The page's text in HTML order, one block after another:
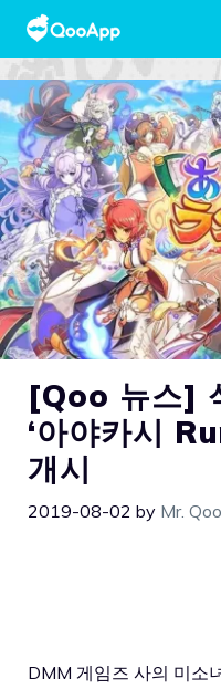
[Qoo 뉴스]
‘아야카시
개시
2019-08-02 by Mr. Qoo
DMM 게임즈 사의 미소